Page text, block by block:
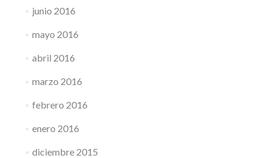
junio 2016
mayo 2016
abril 2016
marzo 2016
febrero 2016
enero 2016
diciembre 2015